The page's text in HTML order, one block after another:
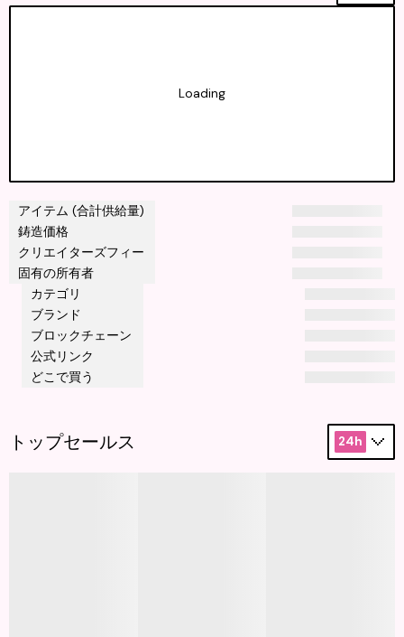
アイテム (合計供給量)
鋳造価格
クリエイターズフィー
固有の所有者
カテゴリ
ブランド
ブロックチェーン
公式リンク
どこで買う
Loading
トップセールス 24h